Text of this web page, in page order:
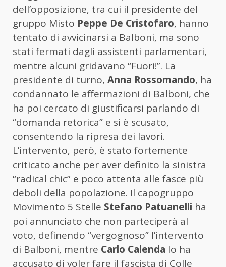
dell’opposizione, tra cui il presidente del
gruppo Misto Peppe De Cristofaro, hanno
tentato di avvicinarsi a Balboni, ma sono
stati fermati dagli assistenti parlamentari,
mentre alcuni gridavano “Fuori!”. La
presidente di turno, Anna Rossomando, ha
condannato le affermazioni di Balboni, che
ha poi cercato di giustificarsi parlando di
“domanda retorica” e si è scusato,
consentendo la ripresa dei lavori.
L’intervento, però, è stato fortemente
criticato anche per aver definito la sinistra
“radical chic” e poco attenta alle fasce più
deboli della popolazione. Il capogruppo
Movimento 5 Stelle Stefano Patuanelli ha
poi annunciato che non parteciperà al
voto, definendo “vergognoso” l’intervento
di Balboni, mentre Carlo Calenda lo ha
accusato di voler fare il fascista di Colle